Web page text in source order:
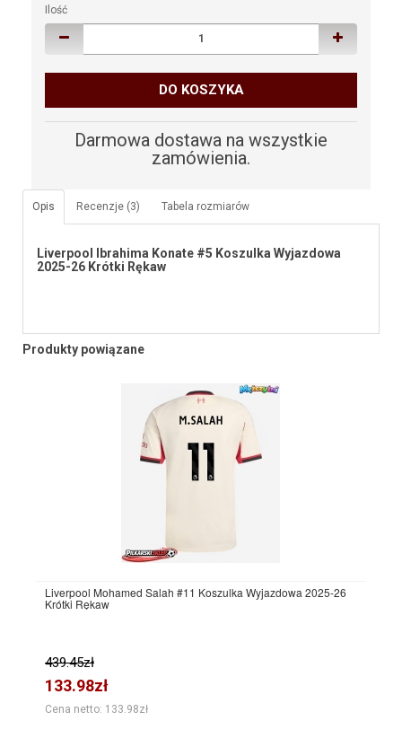
Ilość
DO KOSZYKA
Darmowa dostawa na wszystkie
zamówienia.
Opis Recenzje (3) Tabela rozmiarów
Liverpool Ibrahima Konate #5 Koszulka Wyjazdowa
2025-26 Krótki Rękaw
Produkty powiązane
Liverpool Mohamed Salah #11 Koszulka Wyjazdowa 2025-26
Krótki Rękaw
439.45zł
133.98zł
Cena netto: 133.98zł